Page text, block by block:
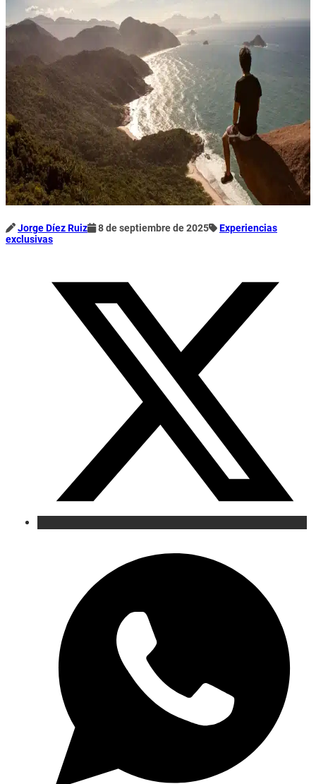
Jorge Díez Ruiz 8 de septiembre de 2025
Experiencias
exclusivas